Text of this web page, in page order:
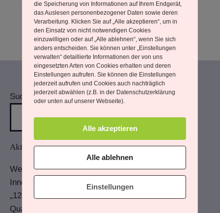
Suchen
Aktuelle Beiträge
Wenn Du mehr wahrnimmst
Innere Antreiber – und wie sie wirken.
„12 von 12“ im April 2026“
Quartalsrückblick – Erstes Quartal 2026
die Speicherung von Informationen auf Ihrem Endgerät,
das Auslesen personenbezogener Daten sowie deren
Verarbeitung. Klicken Sie auf „Alle akzeptieren“, um in
den Einsatz von nicht notwendigen Cookies
einzuwilligen oder auf „Alle ablehnen“, wenn Sie sich
anders entscheiden. Sie können unter „Einstellungen
verwalten“ detaillierte Informationen der von uns
eingesetzten Arten von Cookies erhalten und deren
Einstellungen aufrufen. Sie können die Einstellungen
jederzeit aufrufen und Cookies auch nachträglich
jederzeit abwählen (z.B. in der Datenschutzerklärung
oder unten auf unserer Webseite).
Alle akzeptieren
Alle ablehnen
Einstellungen